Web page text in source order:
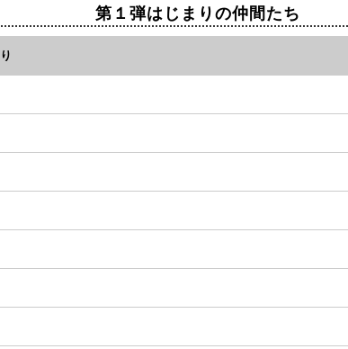
第１弾はじまりの仲間たち